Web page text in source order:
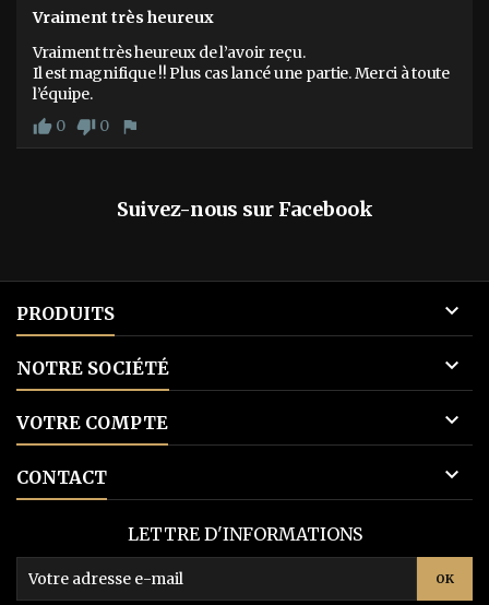
Vraiment très heureux
Vraiment très heureux de l’avoir reçu.
Il est magnifique !! Plus cas lancé une partie. Merci à toute
l’équipe.
thumb_up 0 thumb_down 0 flag
Suivez-nous sur Facebook
PRODUITS 
NOTRE SOCIÉTÉ 
VOTRE COMPTE 
CONTACT 
LETTRE D'INFORMATIONS